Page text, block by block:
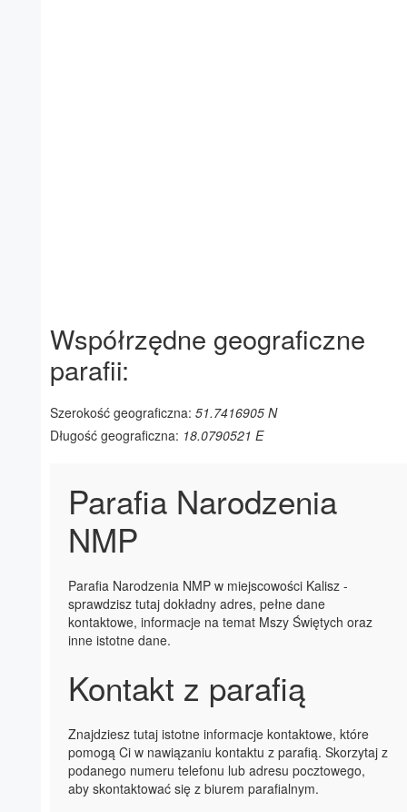
Współrzędne geograficzne
parafii:
Szerokość geograficzna: 51.7416905 N
Długość geograficzna: 18.0790521 E
Parafia Narodzenia
NMP
Parafia Narodzenia NMP w miejscowości Kalisz -
sprawdzisz tutaj dokładny adres, pełne dane
kontaktowe, informacje na temat Mszy Świętych oraz
inne istotne dane.
Kontakt z parafią
Znajdziesz tutaj istotne informacje kontaktowe, które
pomogą Ci w nawiązaniu kontaktu z parafią. Skorzytaj z
podanego numeru telefonu lub adresu pocztowego,
aby skontaktować się z biurem parafialnym.